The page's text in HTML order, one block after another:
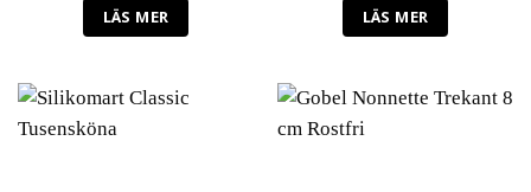
LÄS MER LÄS MER